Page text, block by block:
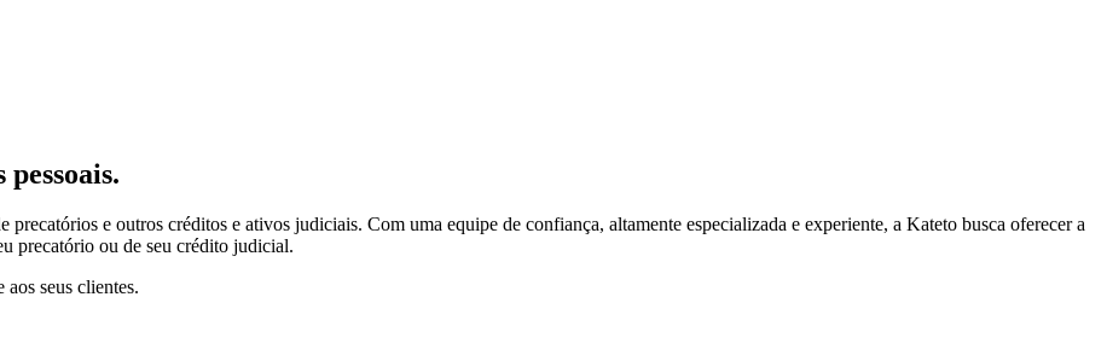
pessoais.
precatórios e outros créditos e ativos judiciais. Com uma equipe de confiança, altamente especializada e experiente, a Kateto busca oferecer a
precatório ou de seu crédito judicial.
seus clientes.